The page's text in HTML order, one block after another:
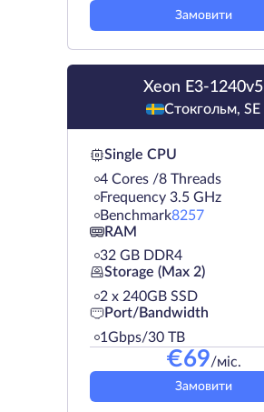
Замовити
Xeon E3-1240v5
Стокгольм, SE
Single CPU
4 Cores /8 Threads
Frequency 3.5 GHz
Benchmark8257
RAM
32 GB DDR4
Storage (Max 2)
2 х 240GB SSD
Port/Bandwidth
1Gbps/30 TB
€69/міс.
Замовити